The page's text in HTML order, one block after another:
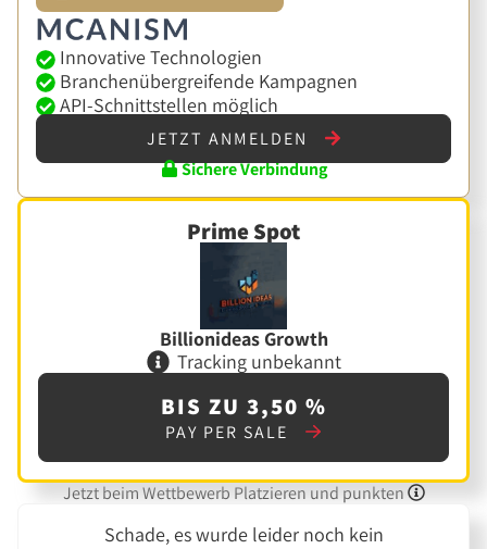
Innovative Technologien
Branchenübergreifende Kampagnen
API-Schnittstellen möglich
JETZT ANMELDEN
Sichere Verbindung
Prime Spot
Billionideas Growth
Tracking unbekannt
BIS ZU 3,50 %
PAY PER SALE
Jetzt beim Wettbewerb Platzieren und punkten
Schade, es wurde leider noch kein